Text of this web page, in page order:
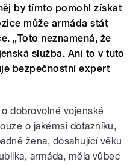
by tímto pomohl získat
může armáda stát
„Toto neznamená, že
služba. Ani to v tuto
bezpečnostní expert
dobrovolné vojenské
o jakémsi dotazníku,
žena, dosahující věku
armáda, měla vůbec